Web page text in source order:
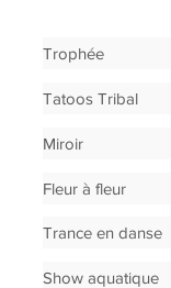
Trophée
Tatoos Tribal
Miroir
Fleur à fleur
Trance en danse
Show aquatique